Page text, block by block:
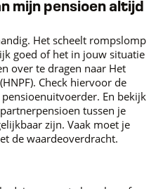
mijn pensioen altijd
Het scheelt rompslomp
goed of het in jouw situatie
over te dragen naar Het
Check hiervoor de
En bekijk
tussen je
zijn. Vaak moet je
de waardeoverdracht.